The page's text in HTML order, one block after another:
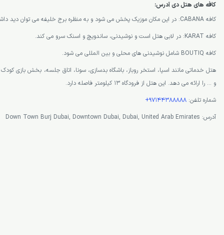
کافه های هتل دی آدرس:
کافه CABANA: در این مکان موزیک پخش می شود و به منظره برج خلیفه می توان دید داشت.
کافه KARAT: در لابی هتل است و نوشیدنی، ساندویچ و اسنک سرو می کند.
کافه BOUTIQ شامل نوشیدنی های محلی و بین المللی می شود.
هتل خدماتی مانند اسپا، استخر روباز، باشگاه بدسازی، سونا، اتاق جلسه، بخش بازی
و … را ارائه می دهد. این هتل از فرودگاه 13 کیلومتر فاصله دارد.
شماره تلفن: 97144388888+
آدرس: Down Town Burj Dubai, Downtown Dubai, Dubai, United Arab Emirates